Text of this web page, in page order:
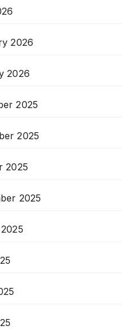
2026
2026
2025
2025
2025
2025